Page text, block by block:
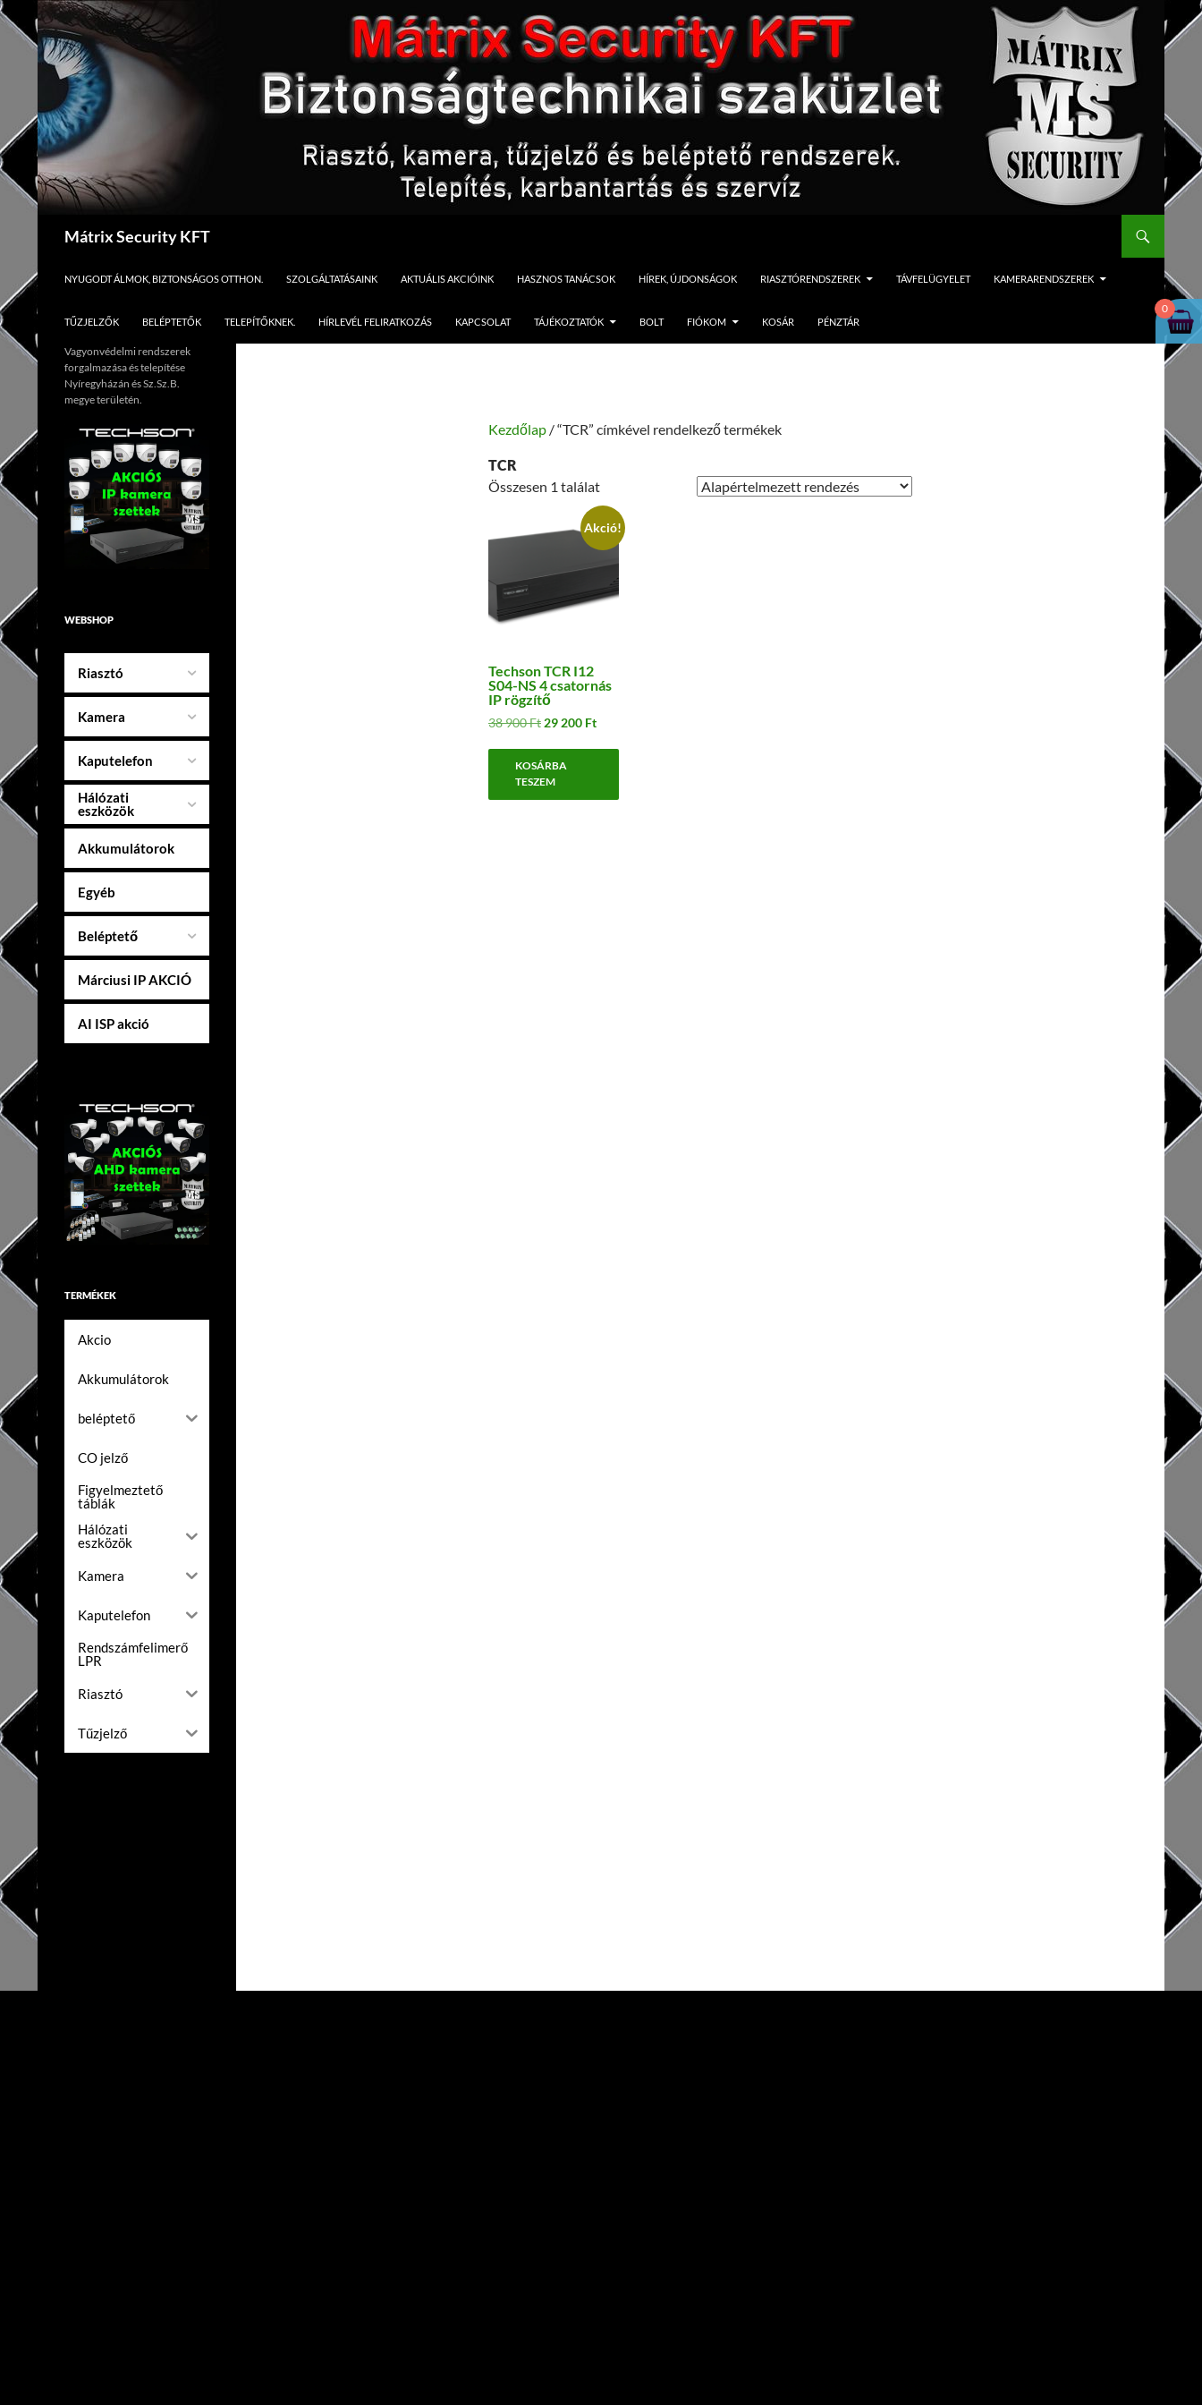
Kilépés
tartalomba
Mátrix Security KFT
NYUGODT ÁLMOK, BIZTONSÁGOS OTTHON. SZOLGÁLTATÁSAINK AKTUÁLIS AKCIÓINK HASZNOS TANÁCSOK HÍREK, ÚJDONSÁGOK RIASZTÓRENDSZEREK TÁVFELÜGYELET KAMERARENDSZEREK
TŰZJELZŐK BELÉPTETŐK TELEPÍTŐKNEK. HÍRLEVÉL FELIRATKOZÁS KAPCSOLAT TÁJÉKOZTATÓK BOLT FIÓKOM KOSÁR PÉNZTÁR
Kezdőlap / “TCR” címkével rendelkező termékek
TCR
Összesen 1 találat
Akció!
Techson TCR I12
S04-NS 4 csatornás
IP rögzítő
38 900Ft Original
38
29 200 FtCurrent
KOSÁRBA
TESZEM
Vagyonvédelmi rendszerek
forgalmazása és telepítése
Nyíregyházán és Sz.Sz.B.
megye területén.
WEBSHOP
Riasztó
Kamera
Kaputelefon
Hálózati
eszközök
Akkumulátorok
Egyéb
Beléptető
Márciusi IP AKCIÓ
AI ISP akció
TERMÉKEK
Akcio
Akkumulátorok
beléptető
CO jelző
Figyelmeztető
táblák
Hálózati
eszközök
Kamera
Kaputelefon
Rendszámfelimerő
LPR
Riasztó
Tűzjelző
0